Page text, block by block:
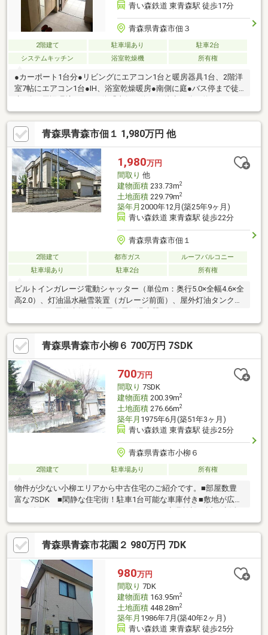
青い森鉄道 東青森駅 徒歩17分
青森県青森市佃３
2階建て 駐車場あり
駐車2台
システムキッチン
浴室乾燥機 所有権
●カーポート1台分●リビングにエアコン1台と暖房器具1台、2階洋
室7帖にエアコン1台●IH、浴室乾燥暖房●南側に庭●バス停まで徒
●佃小学校まで徒歩１２分（約９４０ｍ）●佃中学校まで徒歩９分
（約６７０ｍ）●浪打カトリック幼稚園まで徒歩７分（約５１０
ｍ）●県民生協つくだ店まで徒歩６分（約４１０ｍ）●ローソン青
森佃店まで徒歩６分（約４１０ｍ）●スーパードラッグアサヒ青
森佃店まで徒歩２分（約１５０ｍ）●国道４号まで車３分（約８
６０ｍ）●東青森駅まで徒歩１７分（約１.３ｋｍ）
青森県青森市佃１ 1,980万円 他
1,980万円
間取り 他
建物面積233.73m2
土地面積229.79m2
築年月 2000年12月(築25年9ヶ月)
青い森鉄道 東青森駅 徒歩22分
青森県青森市佃１
2階建て 都市ガス
ルーフバルコニー
駐車場あり
駐車2台 所有権
ビルトインガレージ電動シャッター（単位m：奥行5.0×全幅4.6×全
高2.0）、灯油温水融雪装置（ガレージ前面）、屋外灯油タンク
ター仕様、エアコン×3台、1Fキッチン：整水器・足元暖房設置、
ダクト式第3種換気システム（エアロバーコ）、Q値2.09熱損失係
数・C値0.74相当隙間面積（2000・11測定）
青森県青森市小柳６ 700万円 7SDK
700万円
間取り 7SDK
建物面積200.39m2
土地面積276.66m2
築年月 1975年6月(築51年3ヶ月)
青い森鉄道 東青森駅 徒歩25分
青森県青森市小柳６
2階建て 駐車場あり 所有権
物件が少ない小柳エリアから中古住宅のご紹介です。■部屋数豊
富な7SDK ■閑静な住宅街！駐車1台可能な車庫付き■敷地が広い
ため除雪もしやすくオススメ！■スーパーや商業施設が近く生活
環境充実♪
青森県青森市花園２ 980万円 7DK
980万円
間取り 7DK
建物面積163.95m2
土地面積448.28m2
築年月 1986年7月(築40年2ヶ月)
青い森鉄道 東青森駅 徒歩25分